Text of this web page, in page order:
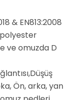
& EN813:2008
ve omuzda D
Ön, arka, yan